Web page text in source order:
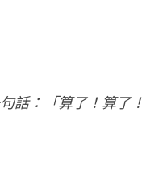
話：「算了！算了！